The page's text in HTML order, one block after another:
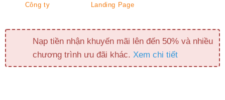
Công ty Landing Page
Nạp tiền nhận khuyến mãi lên đến 50% và nhiều
chương trình ưu đãi khác. Xem chi tiết